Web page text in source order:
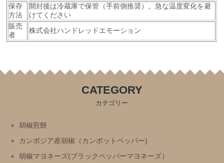
保存
方法
開封後は冷蔵庫で保管（手前側推奨）。急な温度変化を避
けてください
販売
者
株式会社ハンドレッドエモーション
CATEGORY
カテゴリー
胡椒煎餅
カンボジア産胡椒（カンポットペッパー)
胡椒マヨネーズ(ブラックペッパーマヨネーズ）